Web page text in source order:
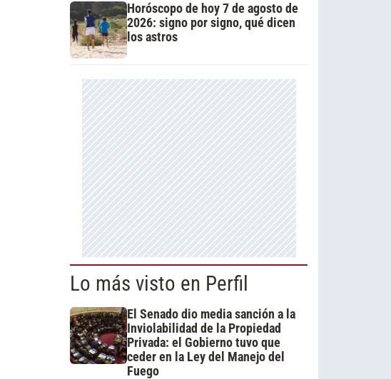
Horóscopo de hoy 7 de agosto de
2026: signo por signo, qué dicen
los astros
Lo más visto en Perfil
El Senado dio media sanción a la
Inviolabilidad de la Propiedad
Privada: el Gobierno tuvo que
ceder en la Ley del Manejo del
Fuego